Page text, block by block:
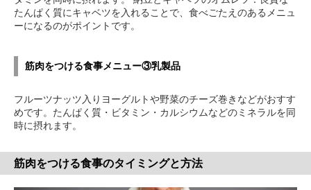
たんぱく質にキャベツを入れることで、食べごたえのあるメニュ
ーになるのがポイントです。
筋肉をつける食事メニュー③乳製品
フルーツナッツ入りヨーグルトや野菜のチーズ巻きなどがおすす
めです。たんぱく質・ビタミン・カルシウムなどのミネラルを同
時に摂れます。
筋肉をつける食事のタイミングと方法